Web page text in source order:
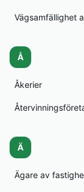
Vägsamfällighet
Å
Åkerier
Ä
Ägare av